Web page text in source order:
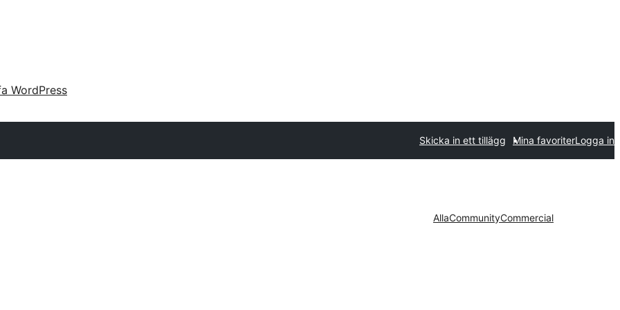
WordPress
Skicka in ett tillägg Mina favoriterLogga in
AllaCommunityCommercial